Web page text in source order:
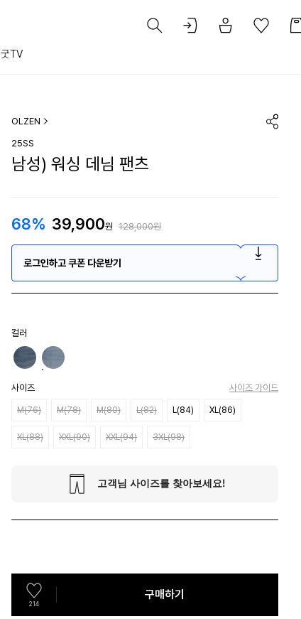
굿TV
OLZEN
25SS
남성) 워싱 데님 팬츠
68% 39,900원 128,000원
로그인하고 쿠폰 다운받기
컬러
사이즈 사이즈 가이드
M(76) M(78) M(80) L(82) L(84) XL(86)
XL(88) XXL(90) XXL(94) 3XL(98)
214
구매하기